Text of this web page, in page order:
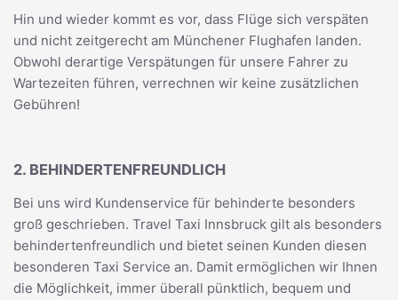
Hin und wieder kommt es vor, dass Flüge sich verspäten
und nicht zeitgerecht am Münchener Flughafen landen.
Obwohl derartige Verspätungen für unsere Fahrer zu
Wartezeiten führen, verrechnen wir keine zusätzlichen
Gebühren!
2. BEHINDERTENFREUNDLICH
Bei uns wird Kundenservice für behinderte besonders
groß geschrieben. Travel Taxi Innsbruck gilt als besonders
behindertenfreundlich und bietet seinen Kunden diesen
besonderen Taxi Service an. Damit ermöglichen wir Ihnen
die Möglichkeit, immer überall pünktlich, bequem und